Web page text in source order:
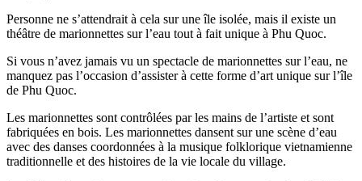
Personne ne s’attendrait à cela sur une île isolée, mais il existe un
théâtre de marionnettes sur l’eau tout à fait unique à Phu Quoc.
Si vous n’avez jamais vu un spectacle de marionnettes sur l’eau, ne
manquez pas l’occasion d’assister à cette forme d’art unique sur l’île
de Phu Quoc.
Les marionnettes sont contrôlées par les mains de l’artiste et sont
fabriquées en bois. Les marionnettes dansent sur une scène d’eau
avec des danses coordonnées à la musique folklorique vietnamienne
traditionnelle et des histoires de la vie locale du village.